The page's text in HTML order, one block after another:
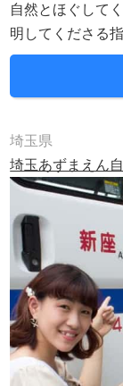
自然とほぐして
明してくださる
埼玉県
埼玉あずまえん